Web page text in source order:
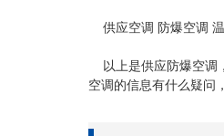
供应空调 防爆空调 温
以上是供应防爆空调
空调的信息有什么疑问